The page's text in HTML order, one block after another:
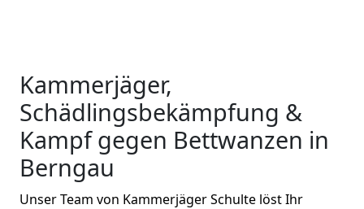
Kammerjäger,
Schädlingsbekämpfung &
Kampf gegen Bettwanzen in
Berngau
Unser Team von Kammerjäger Schulte löst Ihr